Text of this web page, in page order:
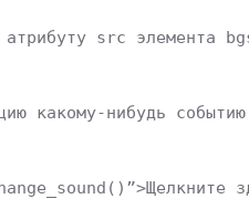
атрибуту src элемента
какому-нибудь